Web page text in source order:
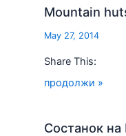
Mountain
May 27, 2014
Share This:
продолжи »
Состанок на